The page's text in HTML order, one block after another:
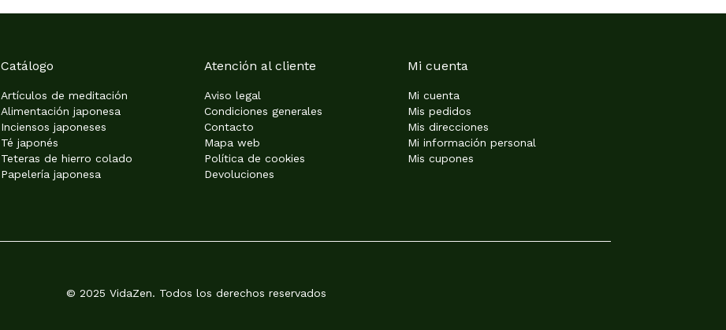
Catálogo
Artículos de meditación
Alimentación japonesa
Inciensos japoneses
Té japonés
Teteras de hierro colado
Papelería japonesa
Atención al cliente
Aviso legal
Condiciones generales
Contacto
Mapa web
Política de cookies
Devoluciones
Mi cuenta
Mi cuenta
Mis pedidos
Mis direcciones
Mi información personal
Mis cupones
© 2025 VidaZen. Todos los derechos reservados